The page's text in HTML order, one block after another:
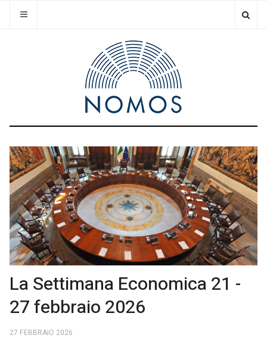
La Settimana Economica 21 -
27 febbraio 2026
27 FEBBRAIO 2026